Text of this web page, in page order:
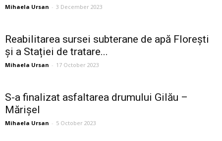
Mihaela Ursan - 3 December 2023
Reabilitarea sursei subterane de apă Florești
și a Stației de tratare...
Mihaela Ursan - 17 October 2023
S-a finalizat asfaltarea drumului Gilău –
Mărișel
Mihaela Ursan - 5 October 2023